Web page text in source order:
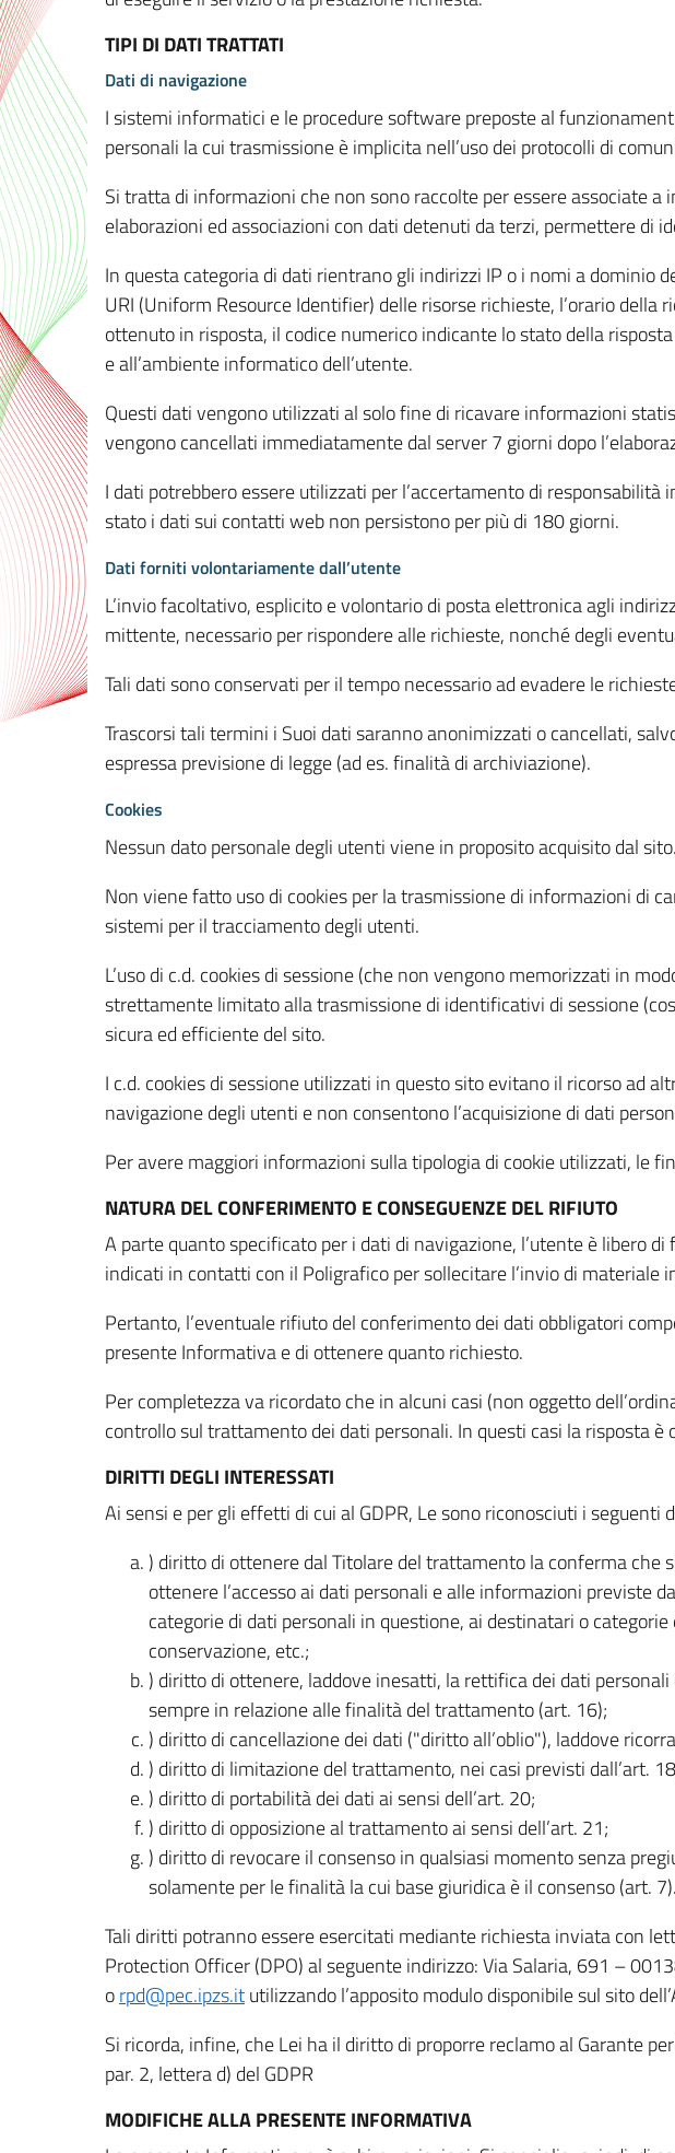
TIPI DI DATI TRATTATI
Dati di navigazione
I sistemi informatici e le procedure software preposte al
personali la cui trasmissione è implicita nell’uso dei protocolli di
Si tratta di informazioni che non sono raccolte per essere associate
elaborazioni ed associazioni con dati detenuti da terzi, permettere di
In questa categoria di dati rientrano gli indirizzi IP o i nomi a
URI (Uniform Resource Identifier) delle risorse richieste, l’orario
ottenuto in risposta, il codice numerico indicante lo stato della
e all’ambiente informatico dell’utente.
Questi dati vengono utilizzati al solo fine di ricavare informazioni
vengono cancellati immediatamente dal server 7 giorni dopo
I dati potrebbero essere utilizzati per l’accertamento di
stato i dati sui contatti web non persistono per più di 180 giorni.
Dati forniti volontariamente dall’utente
L’invio facoltativo, esplicito e volontario di posta elettronica agli
mittente, necessario per rispondere alle richieste, nonché degli
Tali dati sono conservati per il tempo necessario ad evadere le
Trascorsi tali termini i Suoi dati saranno anonimizzati o cancellati,
espressa previsione di legge (ad es. finalità di archiviazione).
Cookies
Nessun dato personale degli utenti viene in proposito acquisito dal sito.
Non viene fatto uso di cookies per la trasmissione di informazioni di
sistemi per il tracciamento degli utenti.
L’uso di c.d. cookies di sessione (che non vengono memorizzati in
strettamente limitato alla trasmissione di identificativi di sessione
sicura ed efficiente del sito.
I c.d. cookies di sessione utilizzati in questo sito evitano il ricorso ad
navigazione degli utenti e non consentono l’acquisizione di dati
Per avere maggiori informazioni sulla tipologia di cookie utilizzati, le
NATURA DEL CONFERIMENTO E CONSEGUENZE DEL RIFIUTO
A parte quanto specificato per i dati di navigazione, l’utente è libero
indicati in contatti con il Poligrafico per sollecitare l’invio di materiale
Pertanto, l’eventuale rifiuto del conferimento dei dati obbligatori
presente Informativa e di ottenere quanto richiesto.
Per completezza va ricordato che in alcuni casi (non oggetto
controllo sul trattamento dei dati personali. In questi casi la risposta
DIRITTI DEGLI INTERESSATI
Ai sensi e per gli effetti di cui al GDPR, Le sono riconosciuti i
) diritto di ottenere dal Titolare del trattamento la conferma che
ottenere l’accesso ai dati personali e alle informazioni previste
categorie di dati personali in questione, ai destinatari o
conservazione, etc.;
) diritto di ottenere, laddove inesatti, la rettifica dei dati
sempre in relazione alle finalità del trattamento (art. 16);
) diritto di cancellazione dei dati ("diritto all’oblio"), laddove
) diritto di limitazione del trattamento, nei casi previsti dall’art.
) diritto di portabilità dei dati ai sensi dell’art. 20;
) diritto di opposizione al trattamento ai sensi dell’art. 21;
) diritto di revocare il consenso in qualsiasi momento senza
solamente per le finalità la cui base giuridica è il consenso (art. 7).
Tali diritti potranno essere esercitati mediante richiesta inviata con
Protection Officer (DPO) al seguente indirizzo: Via Salaria, 691 –
orpd@pec.ipzs.itutilizzando l’apposito modulo disponibile sul sito
Si ricorda, infine, che Lei ha il diritto di proporre reclamo al Garante
par. 2, lettera d) del GDPR
MODIFICHE ALLA PRESENTE INFORMATIVA